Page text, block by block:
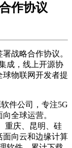
作协议
战略合作协议。
成，线上开源协
物联网开发者提
件公司，专注5G
全球运营。
重庆、昆明、硅
面向云和边缘计算